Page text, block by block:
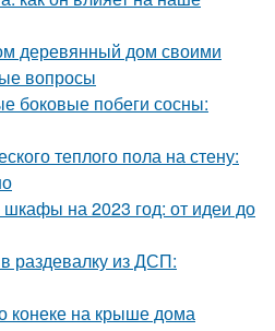
деревянный дом своими
вопросы
боковые побеги сосны:
теплого пола на стену:
на 2023 год: от идеи до
раздевалку из ДСП:
конеке на крыше дома